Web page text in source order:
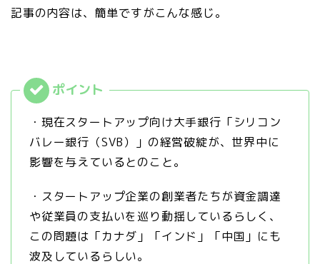
記事の内容は、簡単ですがこんな感じ。
・現在スタートアップ向け大手銀行「シリコン
バレー銀行（SVB）」の経営破綻が、世界中に
影響を与えているとのこと。
・スタートアップ企業の創業者たちが資金調達
や従業員の支払いを巡り動揺しているらしく、
この問題は「カナダ」「インド」「中国」にも
波及しているらしい。